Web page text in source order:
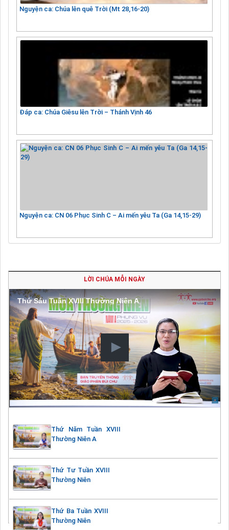
Nguyện ca: Chúa lên quê Trời (Mt 28,16-20)
Đáp ca: Chúa Giêsu lên Trời – Thánh Vịnh 46
Nguyện ca: CN 06 Phục Sinh C – Ai mến yêu Ta (Ga 14,15-29)
LỜI CHÚA MỖI NGÀY
Thứ Sáu Tuần XVIII Thường Niên A
Thứ Năm Tuần XVIII
Thường Niên A
Thứ Tư Tuần XVIII
Thường Niên
Thứ Ba Tuần XVIII
Thường Niên